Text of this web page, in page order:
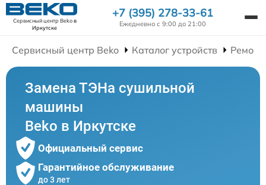
Сервисный центр Bekoв
Иркутске
+7 (395) 278-33-61
Ежедневно с 9:00 до 21:00
Сервисный центр Beko Каталог устройств
Замена ТЭНа сушильной
машины
Beko в Иркутске
Официальный сервис
Гарантийное обслуживание
до 3 лет